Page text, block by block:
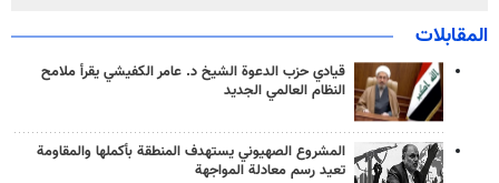
المقابلات
قيادي حزب الدعوة الشيخ د. عامر الكفيشي يقرأ ملامح
النظام العالمي الجديد
المشروع الصهيوني يستهدف المنطقة بأكملها والمقاومة
تعيد رسم معادلة المواجهة